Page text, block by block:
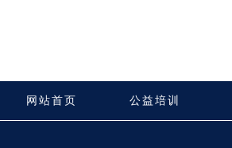
网站首页 公益培训